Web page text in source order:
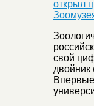
свой
двойник